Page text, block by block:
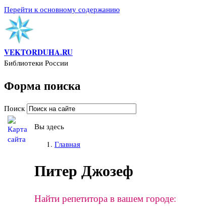
Перейти к основному содержанию
VEKTORDUHA.RU
Библиотеки России
Форма поиска
Поиск
Вы здесь
Главная
Питер Джозеф
Найти репетитора в вашем городе: